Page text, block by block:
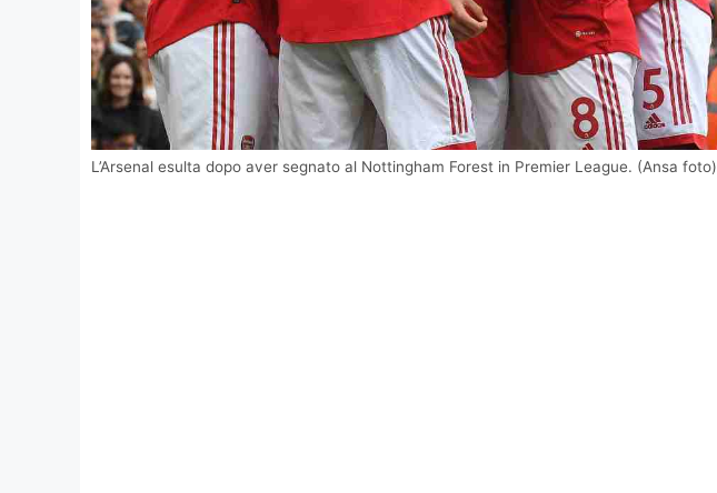
L’Arsenal esulta dopo aver segnato al Nottingham Forest in Premier League. (Ansa foto)